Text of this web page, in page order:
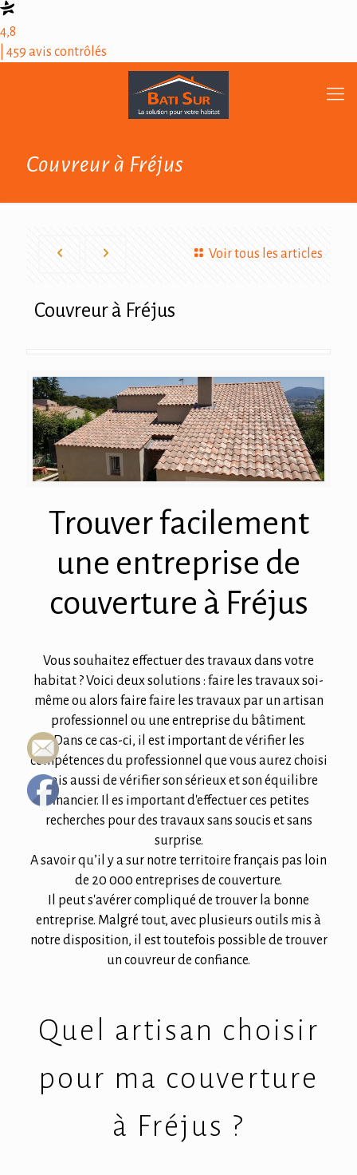
4,8
| 459 avis contrôlés
Couvreur à Fréjus
Voir tous les articles
Couvreur à Fréjus
Trouver facilement
une entreprise de
couverture à Fréjus
Vous souhaitez effectuer des travaux dans votre
habitat ? Voici deux solutions : faire les travaux soi-
même ou alors faire faire les travaux par un artisan
professionnel ou une entreprise du bâtiment.
Dans ce cas-ci, il est important de vérifier les
compétences du professionnel que vous aurez choisi
mais aussi de vérifier son sérieux et son équilibre
financier. Il es important d'effectuer ces petites
recherches pour des travaux sans soucis et sans
surprise.
A savoir qu’il y a sur notre territoire français pas loin
de 20 000 entreprises de couverture.
Il peut s'avérer compliqué de trouver la bonne
entreprise. Malgré tout, avec plusieurs outils mis à
notre disposition, il est toutefois possible de trouver
un couvreur de confiance.
Quel artisan choisir
pour ma couverture
à Fréjus ?